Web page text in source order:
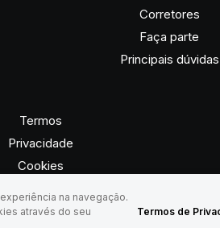
na navegação.
através do seu
Termos de
Corretores
Faça parte
Principais dúvidas
Termos
Privacidade
Cookies